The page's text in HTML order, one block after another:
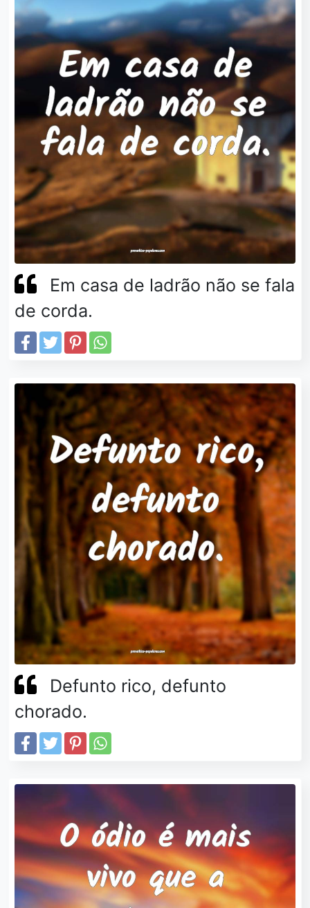
Em casa de ladrão não se fala
de corda.
Defunto rico, defunto
chorado.